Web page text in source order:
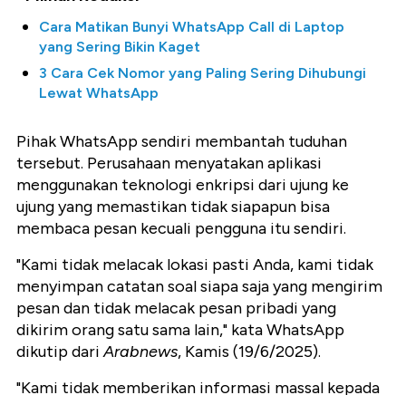
Cara Matikan Bunyi WhatsApp Call di Laptop
yang Sering Bikin Kaget
3 Cara Cek Nomor yang Paling Sering Dihubungi
Lewat WhatsApp
Pihak WhatsApp sendiri membantah tuduhan
tersebut. Perusahaan menyatakan aplikasi
menggunakan teknologi enkripsi dari ujung ke
ujung yang memastikan tidak siapapun bisa
membaca pesan kecuali pengguna itu sendiri.
"Kami tidak melacak lokasi pasti Anda, kami tidak
menyimpan catatan soal siapa saja yang mengirim
pesan dan tidak melacak pesan pribadi yang
dikirim orang satu sama lain," kata WhatsApp
dikutip dariArabnews, Kamis (19/6/2025).
"Kami tidak memberikan informasi massal kepada